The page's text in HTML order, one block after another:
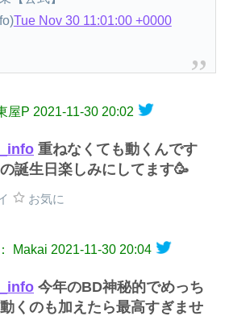
Tue Nov 30 11:01:00 +0000
屋P 2021-11-30 20:02
重ねなくても動くんです
誕生日楽しみにしてます🥳
お気に
Makai 2021-11-30 20:04
今年のBD神秘的でめっち
くのも加えたら最高すぎませ